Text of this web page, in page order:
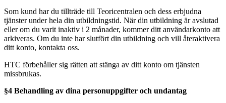
Som kund har du tillträde till Teoricentralen och dess erbjudna
tjänster under hela din utbildningstid. När din utbildning är avslutad
eller om du varit inaktiv i 2 månader, kommer ditt användarkonto att
arkiveras. Om du inte har slutfört din utbildning och vill återaktivera
ditt konto, kontakta oss.
HTC förbehåller sig rätten att stänga av ditt konto om tjänsten
missbrukas.
§4 Behandling av dina personuppgifter och undantag